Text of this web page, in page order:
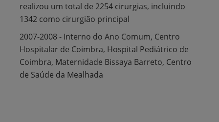
realizou um total de 2254 cirurgias, incluindo
1342 como cirurgião principal
2007-2008 - Interno do Ano Comum, Centro
Hospitalar de Coimbra, Hospital Pediátrico de
Coimbra, Maternidade Bissaya Barreto, Centro
de Saúde da Mealhada